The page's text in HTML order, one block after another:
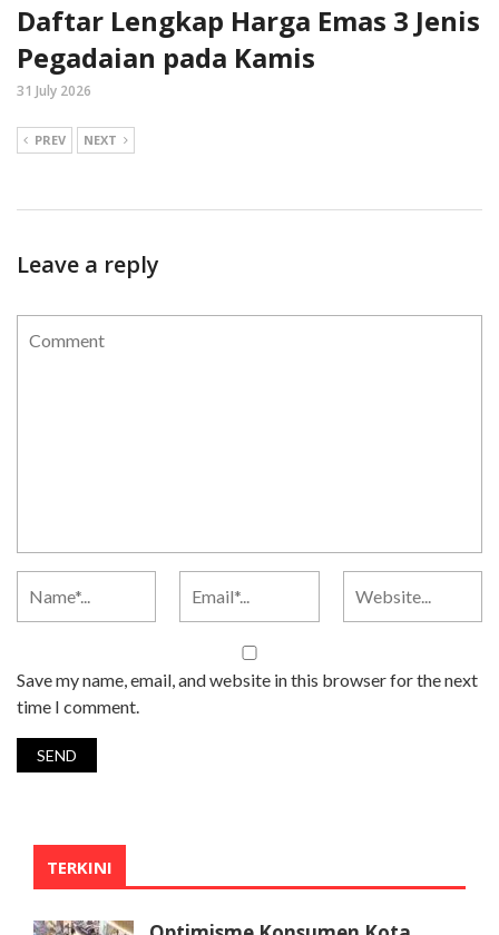
Daftar Lengkap Harga Emas 3 Jenis
Pegadaian pada Kamis
31 July 2026
PREV NEXT
Leave a reply
Save my name, email, and website in this browser for the next
time I comment.
TERKINI